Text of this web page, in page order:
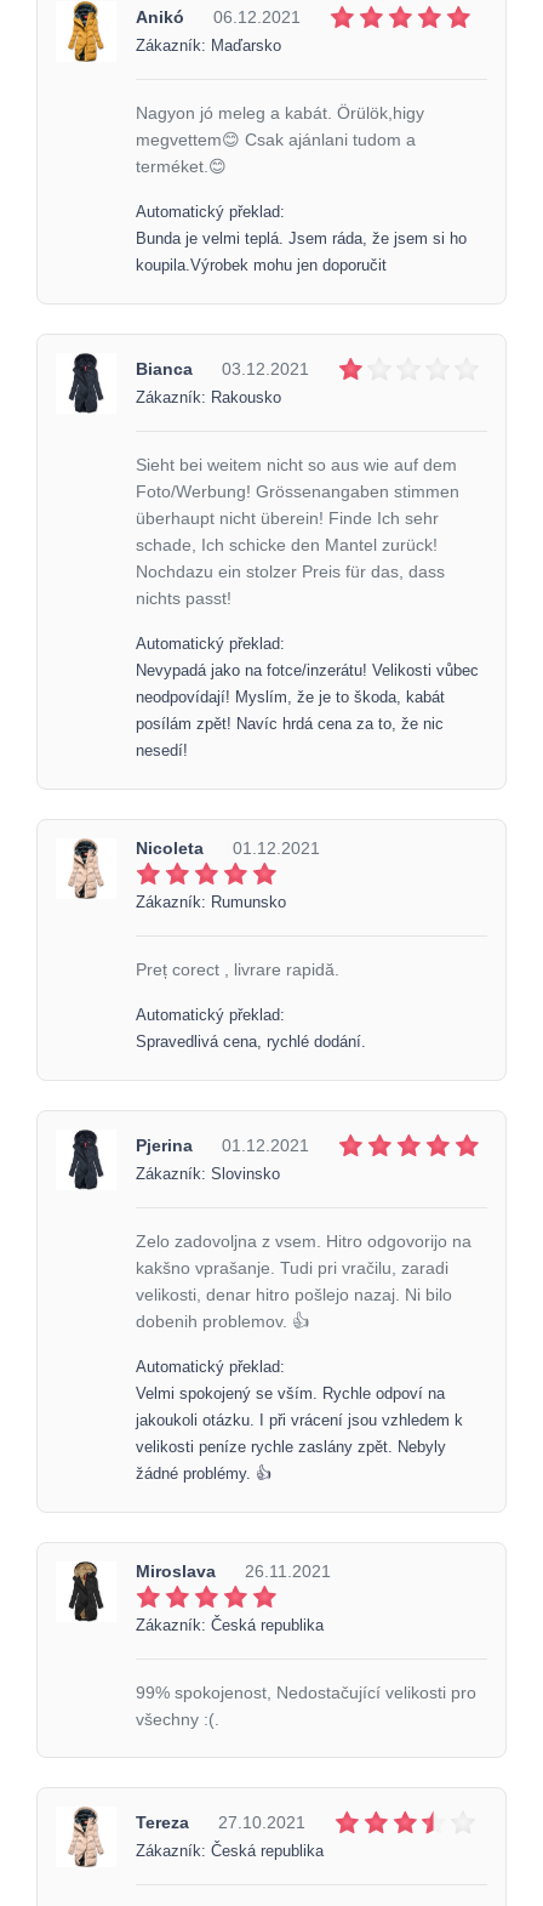
Anikó 06.12.2021
Zákazník: Maďarsko
Nagyon jó meleg a kabát. Örülök,higy
megvettem😊 Csak ajánlani tudom a
terméket.😊
Automatický překlad:
Bunda je velmi teplá. Jsem ráda, že jsem si ho
koupila.Výrobek mohu jen doporučit
Bianca 03.12.2021
Zákazník: Rakousko
Sieht bei weitem nicht so aus wie auf dem
Foto/Werbung! Grössenangaben stimmen
überhaupt nicht überein! Finde Ich sehr
schade, Ich schicke den Mantel zurück!
Nochdazu ein stolzer Preis für das, dass
nichts passt!
Automatický překlad:
Nevypadá jako na fotce/inzerátu! Velikosti vůbec
neodpovídají! Myslím, že je to škoda, kabát
posílám zpět! Navíc hrdá cena za to, že nic
nesedí!
Nicoleta 01.12.2021
Zákazník: Rumunsko
Preț corect , livrare rapidă.
Automatický překlad:
Spravedlivá cena, rychlé dodání.
Pjerina 01.12.2021
Zákazník: Slovinsko
Zelo zadovoljna z vsem. Hitro odgovorijo na
kakšno vprašanje. Tudi pri vračilu, zaradi
velikosti, denar hitro pošlejo nazaj. Ni bilo
dobenih problemov. 👍
Automatický překlad:
Velmi spokojený se vším. Rychle odpoví na
jakoukoli otázku. I při vrácení jsou vzhledem k
velikosti peníze rychle zaslány zpět. Nebyly
žádné problémy. 👍
Miroslava 26.11.2021
Zákazník: Česká republika
99% spokojenost, Nedostačující velikosti pro
všechny :(.
Tereza 27.10.2021
Zákazník: Česká republika